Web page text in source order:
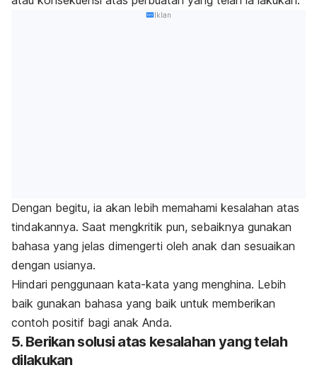
Iklan
Dengan begitu, ia akan lebih memahami kesalahan atas
tindakannya. Saat mengkritik pun, sebaiknya gunakan
bahasa yang jelas dimengerti oleh anak dan sesuaikan
dengan usianya.
Hindari penggunaan kata-kata yang menghina. Lebih
baik gunakan bahasa yang baik untuk memberikan
contoh positif bagi anak Anda.
5. Berikan solusi atas kesalahan yang telah
dilakukan